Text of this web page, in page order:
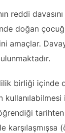
reddi
doğan
amaçlar.
birliği içinde
karşılaşmışsa